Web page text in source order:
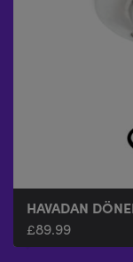
HAVADAN
£89.99